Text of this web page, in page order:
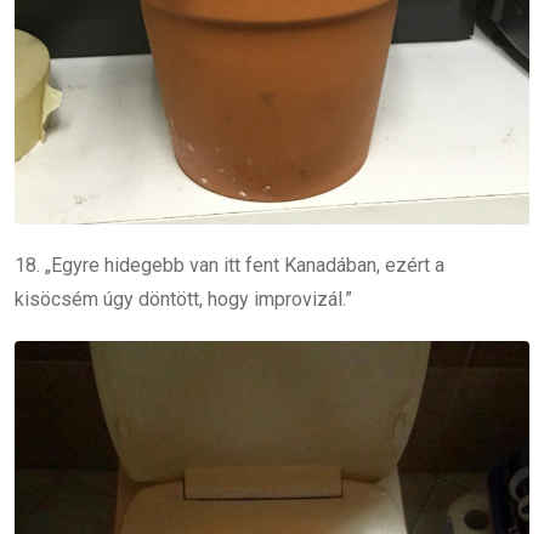
18. „Egyre hidegebb van itt fent Kanadában, ezért a
kisöcsém úgy döntött, hogy improvizál.”